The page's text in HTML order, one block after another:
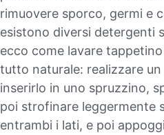
rimuovere sporco, germi e
esistono diversi detergenti
ecco come lavare
tutto naturale: realizzare un
inserirlo in uno spruzzino,
poi strofinare leggermente
entrambi i lati, e poi